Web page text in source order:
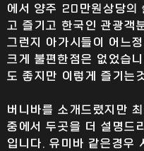
에서 양주 20만원상당의
고 즐기고 한국인 관광객
그런지 아가시들이 어느
크게 불편한점은 없었습
도 좋지만 이렇게 즐기는
버니바를 소개드렸지만
중에서 두곳을 더 설명드
입니다. 유미바 같은경우